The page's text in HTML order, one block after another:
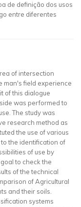
de definição dos usos
entre diferentes
of intersection
man's field experience
of this dialogue
was performed to
The study was
research method as
the use of various
the identification of
of use by
to check the
of the technical
of Agricultural
and their soils.
systems